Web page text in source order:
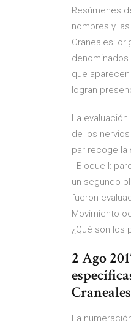
Resúmenes
nombres y
Craneales:
que
logran
La
de los
par recoge la
Bloque I:
un segundo
fueron
Movimiento
¿Qué son los
2 Ago
Craneales
La